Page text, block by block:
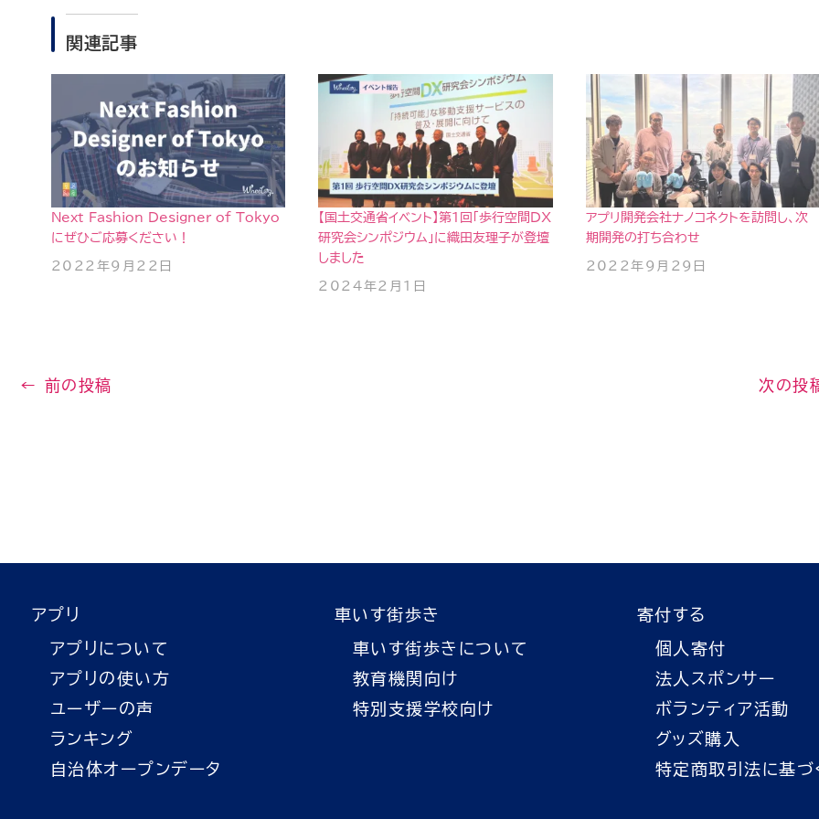
関連記事
Next Fashion Designer of Tokyo
にぜひご応募ください！
2022年9月22日
【国土交通省イベント】第1回「歩行空間DX
研究会シンポジウム」に織田友理子が登壇
しました
2024年2月1日
アプリ開発会社ナノコネクトを訪問し、次
期開発の打ち合わせ
2022年9月29日
← 前の投稿 次の投
アプリ
アプリについて
アプリの使い方
ユーザーの声
ランキング
自治体オープンデータ
車いす街歩き
車いす街歩きについて
教育機関向け
特別支援学校向け
寄付する
個人寄付
法人スポンサー
ボランティア活動
グッズ購入
特定商取引法に基づ